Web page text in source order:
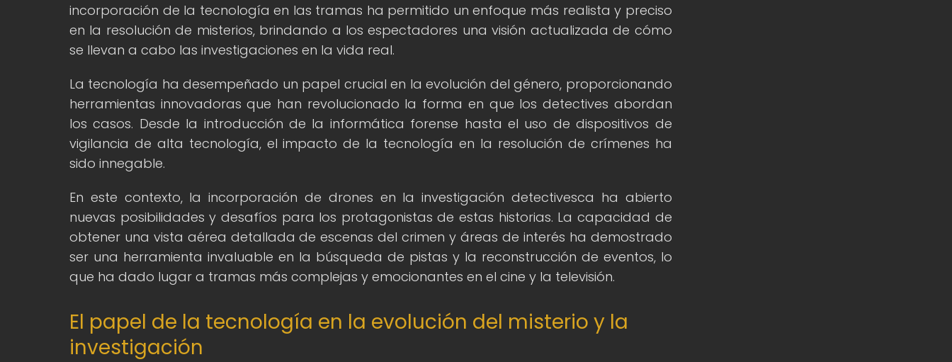
incorporación de la tecnología en las tramas ha permitido un enfoque más realista y preciso
en la resolución de misterios, brindando a los espectadores una visión actualizada de cómo
se llevan a cabo las investigaciones en la vida real.
La tecnología ha desempeñado un papel crucial en la evolución del género, proporcionando
herramientas innovadoras que han revolucionado la forma en que los detectives abordan
los casos. Desde la introducción de la informática forense hasta el uso de dispositivos de
vigilancia de alta tecnología, el impacto de la tecnología en la resolución de crímenes ha
sido innegable.
En este contexto, la incorporación de drones en la investigación detectivesca ha abierto
nuevas posibilidades y desafíos para los protagonistas de estas historias. La capacidad de
obtener una vista aérea detallada de escenas del crimen y áreas de interés ha demostrado
ser una herramienta invaluable en la búsqueda de pistas y la reconstrucción de eventos, lo
que ha dado lugar a tramas más complejas y emocionantes en el cine y la televisión.
El papel de la tecnología en la evolución del misterio y la
investigación